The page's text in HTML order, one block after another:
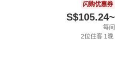
闪购优惠券
S$105.24~
每间
2位住客 1晚